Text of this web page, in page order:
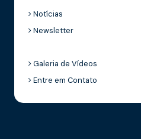
Notícias
Newsletter
Galeria de Vídeos
Entre em Contato